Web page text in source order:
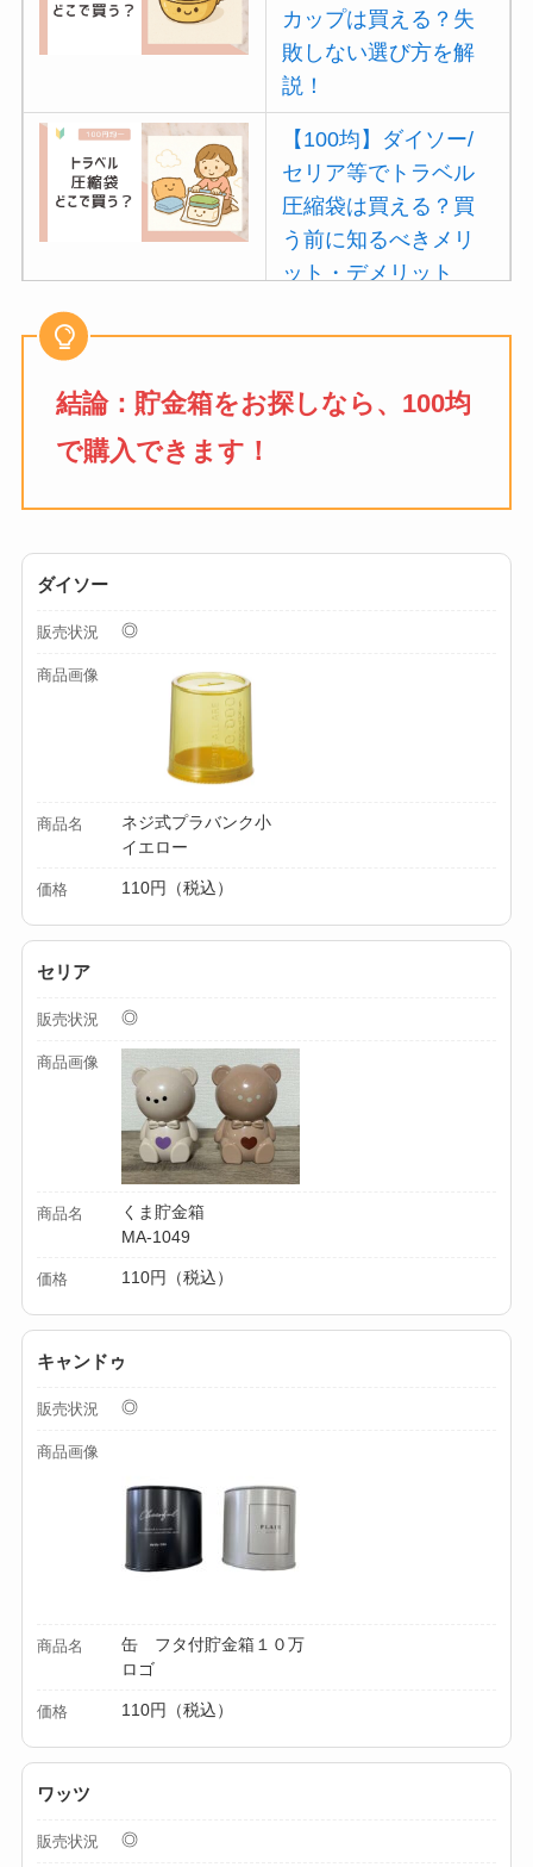
カップは買える？失
敗しない選び方を解
説！
【100均】ダイソー/
セリア等でトラベル
圧縮袋は買える？買
う前に知るべきメリ
ット・デメリット
セリア等でポイズン
【100均】ダイソー/
【100均】ダイソー/
介！
セリア等でスパイス
ミルは買える？手
【100均】ダイソー/
セリア等でテントロ
ムと選び方のコツを
セリア等でカトラリ
結論：貯金箱をお探しなら、100均
で購入できます！
ダイソー
販売状況 ◎
商品画像
商品名
ネジ式プラバンク小
イエロー
価格 110円（税込）
セリア
販売状況 ◎
商品画像
商品名
くま貯金箱
MA-1049
価格 110円（税込）
キャンドゥ
販売状況 ◎
商品画像
商品名
缶 フタ付貯金箱１０万
ロゴ
価格 110円（税込）
ワッツ
販売状況 ◎